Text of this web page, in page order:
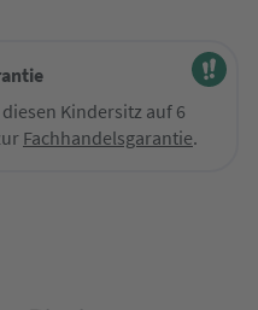
Kindersitz auf 6
Fachhandelsgarantie.